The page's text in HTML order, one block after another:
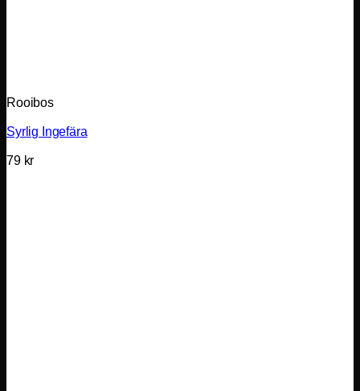
Rooibos
Syrlig Ingefära
79 kr